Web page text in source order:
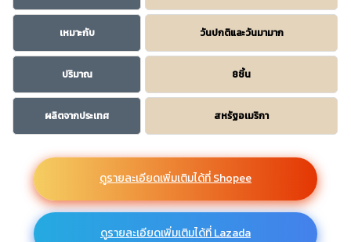
เหมาะกับ วันปกติและวันมามาก
ปริมาณ 8ชิ้น
ผลิตจากประเทศ สหรัฐอเมริกา
ดูรายละเอียดเพิ่มเติมได้ที่ Shopee
ดูรายละเอียดเพิ่มเติมได้ที่ Lazada